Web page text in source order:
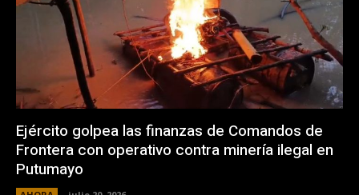
Ejército golpea las finanzas de Comandos de
Frontera con operativo contra minería ilegal en
Putumayo